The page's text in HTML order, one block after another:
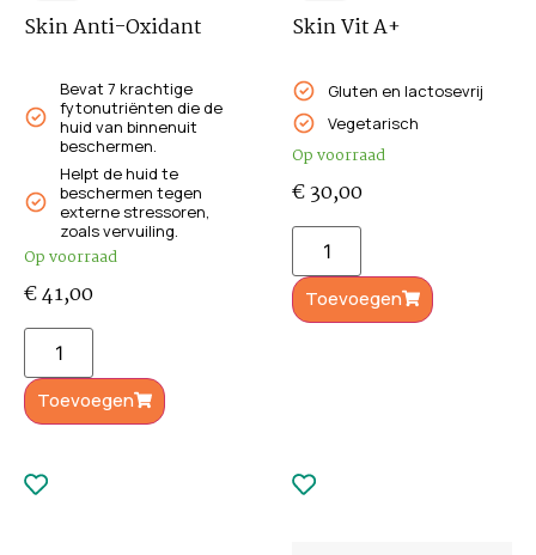
Skin Anti-Oxidant
Bevat 7 krachtige
fytonutriënten die de
huid van binnenuit
beschermen.
Helpt de huid te
beschermen tegen
externe stressoren,
zoals vervuiling.
Op voorraad
€41,00
Toevoegen
Skin Vit A+
Gluten en lactosevrij
Vegetarisch
Op voorraad
€30,00
Toevoegen